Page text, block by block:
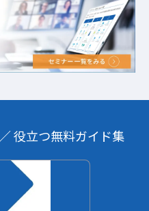
／ 役立つ無料ガイド集